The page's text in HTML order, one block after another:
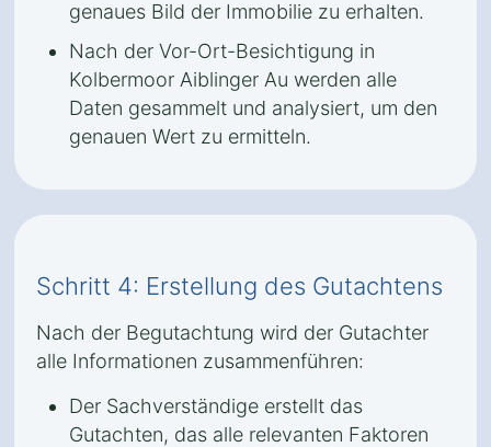
genaues Bild der Immobilie zu erhalten.
Nach der Vor-Ort-Besichtigung in
Kolbermoor Aiblinger Au werden alle
Daten gesammelt und analysiert, um den
genauen Wert zu ermitteln.
Schritt 4: Erstellung des Gutachtens
Nach der Begutachtung wird der Gutachter
alle Informationen zusammenführen:
Der Sachverständige erstellt das
Gutachten, das alle relevanten Faktoren